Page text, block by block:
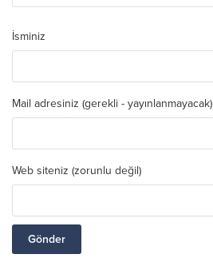
İsminiz
Mail adresiniz (gerekli - yayınlanmayacak)
Web siteniz (zorunlu değil)